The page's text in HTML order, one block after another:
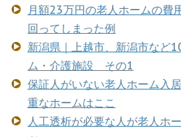
月額23万円の老人ホームの費
回ってしまった例
新潟県｜上越市、新潟市など
ム・介護施設 その1
保証人がいない老人ホーム入
重なホームはここ
人工透析が必要な人が老人ホ